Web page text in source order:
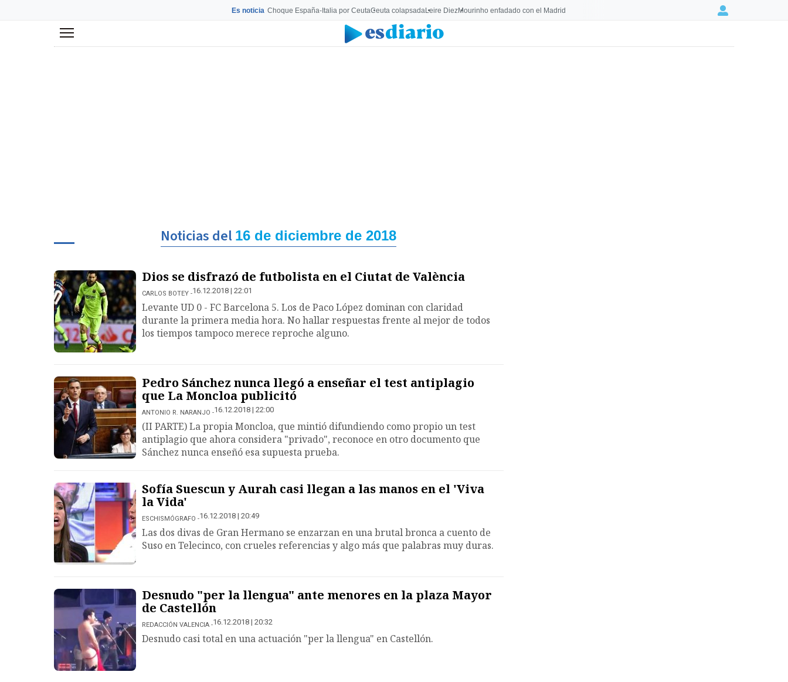
Es noticia Choque España-Italia por CeutaCeuta colapsadaLeire DiezMourinho enfadado con el Madrid Login
Menú
Noticias del 16 de diciembre de 2018
Dios se disfrazó de futbolista en el Ciutat de València
CARLOS BOTEY 16.12.2018 | 22:01
Levante UD 0 - FC Barcelona 5. Los de Paco López dominan con claridad
durante la primera media hora. No hallar respuestas frente al mejor de todos
los tiempos tampoco merece reproche alguno.
Pedro Sánchez nunca llegó a enseñar el test antiplagio
que La Moncloa publicitó
ANTONIO R. NARANJO 16.12.2018 | 22:00
(II PARTE) La propia Moncloa, que mintió difundiendo como propio un test
antiplagio que ahora considera "privado", reconoce en otro documento que
Sánchez nunca enseñó esa supuesta prueba.
Sofía Suescun y Aurah casi llegan a las manos en el 'Viva
la Vida'
ESCHISMÓGRAFO 16.12.2018 | 20:49
Las dos divas de Gran Hermano se enzarzan en una brutal bronca a cuento de
Suso en Telecinco, con crueles referencias y algo más que palabras muy duras.
Desnudo "per la llengua" ante menores en la plaza Mayor
de Castellón
REDACCIÓN VALENCIA 16.12.2018 | 20:32
Desnudo casi total en una actuación "per la llengua" en Castellón.